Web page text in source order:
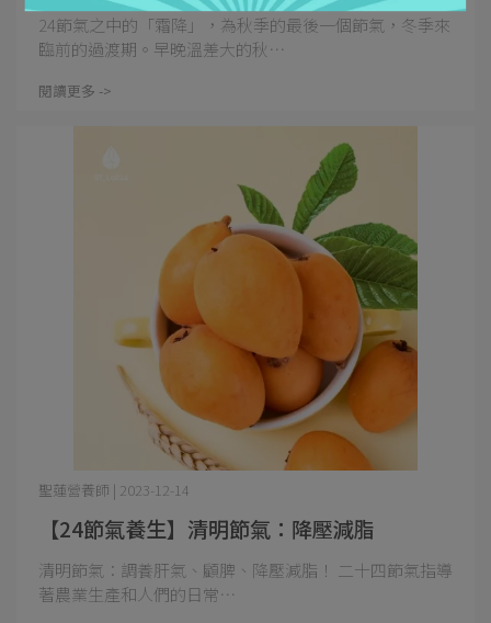
24節氣之中的「霜降」，為秋季的最後一個節氣，冬季來
臨前的過渡期。早晚溫差大的秋⋯
閱讀更多 ->
【24節氣養生】清明節氣：降壓減脂
聖蓮營養師 | 2023-12-14
清明節氣：調養肝氣、顧脾、降壓減脂！ 二十四節氣指導
著農業生產和人們的日常⋯